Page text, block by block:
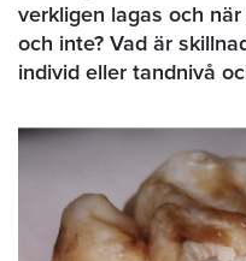
verkligen lagas och
och inte? Vad är
individ eller tandnivå